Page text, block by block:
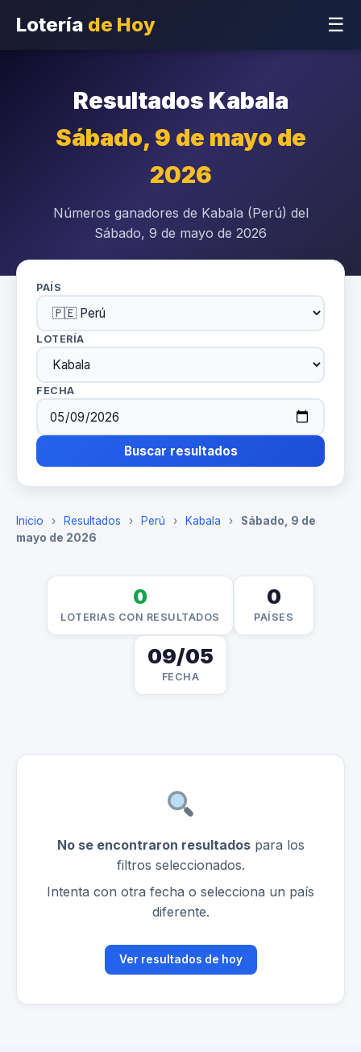
Lotería de Hoy ☰
Resultados Kabala
Sábado, 9 de mayo de
2026
Números ganadores de Kabala (Perú) del
Sábado, 9 de mayo de 2026
PAÍS
LOTERÍA
FECHA
Buscar resultados
Inicio › Resultados › Perú › Kabala ›
Sábado, 9 de
mayo de 2026
0
LOTERIAS CON RESULTADOS
0
PAÍSES
09/05
FECHA
No se encontraron resultadospara los
filtros seleccionados.
Intenta con otra fecha o selecciona un país
diferente.
Ver resultados de hoy